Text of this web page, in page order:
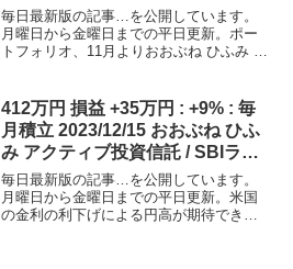
ップ ロボットAI投資 強烈な下げ
が継続中
毎日最新版の記事…を公開しています。
月曜日から金曜日までの平日更新。ポー
トフォリオ、11月よりおおぶね ひふみ 積
万円 -> 5万円推移（ 左側：積上...
412万円 損益 +35万円 : +9% : 毎
月積立 2023/12/15 おおぶね ひふ
み アクティブ投資信託 / SBIラッ
プ なかなか難しい市場が続いて
ますね
毎日最新版の記事…を公開しています。
月曜日から金曜日までの平日更新。米国
の金利の利下げによる円高が期待できる